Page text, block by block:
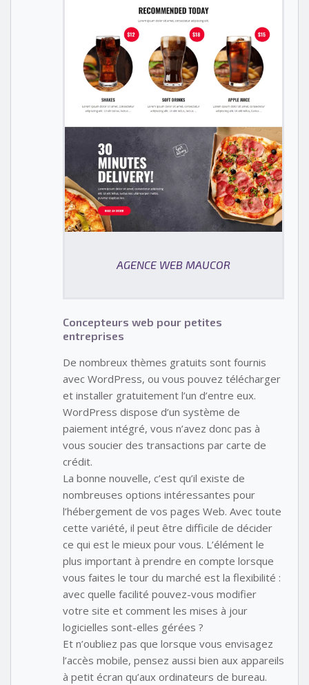
AGENCE WEB MAUCOR
Concepteurs web pour petites
entreprises
De nombreux thèmes gratuits sont fournis
avec WordPress, ou vous pouvez télécharger
et installer gratuitement l’un d’entre eux.
WordPress dispose d’un système de
paiement intégré, vous n’avez donc pas à
vous soucier des transactions par carte de
crédit.
La bonne nouvelle, c’est qu’il existe de
nombreuses options intéressantes pour
l’hébergement de vos pages Web. Avec toute
cette variété, il peut être difficile de décider
ce qui est le mieux pour vous. L’élément le
plus important à prendre en compte lorsque
vous faites le tour du marché est la flexibilité :
avec quelle facilité pouvez-vous modifier
votre site et comment les mises à jour
logicielles sont-elles gérées ?
Et n’oubliez pas que lorsque vous envisagez
l’accès mobile, pensez aussi bien aux appareils
à petit écran qu’aux ordinateurs de bureau.